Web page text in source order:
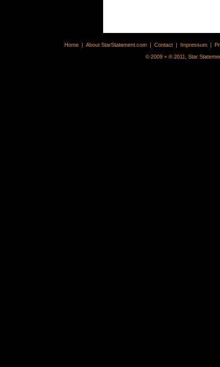
Home | About StarStatement.com | Contact | Impressum |
© 2009 + ® 2011, Star